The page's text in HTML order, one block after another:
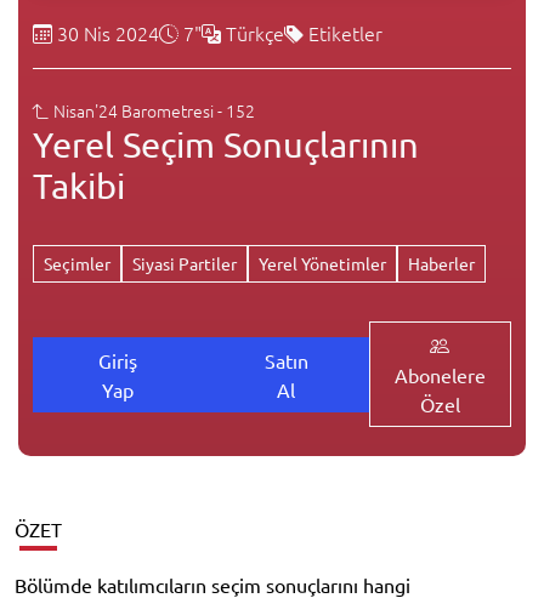
30 Nis 2024 7" Türkçe Etiketler
Nisan'24 Barometresi - 152
Yerel Seçim Sonuçlarının
Takibi
Seçimler Siyasi Partiler Yerel Yönetimler Haberler
Giriş
Yap
Satın
Al
Abonelere
Özel
ÖZET
Bölümde katılımcıların seçim sonuçlarını hangi